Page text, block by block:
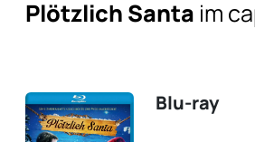
Plötzlich Santa im
Blu-ray